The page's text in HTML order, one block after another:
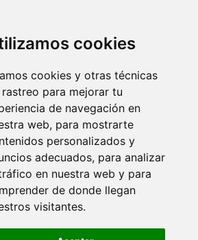
cookies
cookies y otras técnicas
para mejorar tu
de navegación en
web, para mostrarte
personalizados y
adecuados, para analizar
en nuestra web y para
de donde llegan
visitantes.
gratuitos
cambiar su pedido en cualquier momento
días
Trees.org
plantamos un árbol. Leer más